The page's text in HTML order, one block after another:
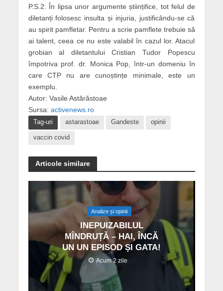
P.S.2: În lipsa unor argumente științifice, tot felul de
diletanți folosesc insulta și injuria, justificându-se că
au spirit pamfletar. Pentru a scrie pamflete trebuie să
ai talent, ceea ce nu este valabil în cazul lor. Atacul
grobian al diletantului Cristian Tudor Popescu
împotriva prof. dr. Monica Pop, într-un domeniu în
care CTP nu are cunoștințe minimale, este un
exemplu.
Autor: Vasile Astărăstoae
Sursa: activenews.ro
Tag-uri astarastoae Gandeste opinii
vaccin covid
Articole similare
Analize și opinii
INEPUIZABILUL
MÎNDRUȚĂ – HAI, ÎNCĂ
UN UN EPISOD ȘI GATA!
Acum 2 zile